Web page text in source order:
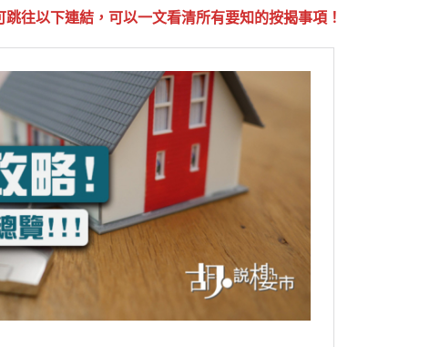
往以下連結，可以一文看清所有要知的按揭事項！